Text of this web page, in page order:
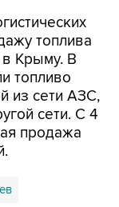
топлива
в Крыму. В
топливо
из сети АЗС,
сети. С 4
продажа